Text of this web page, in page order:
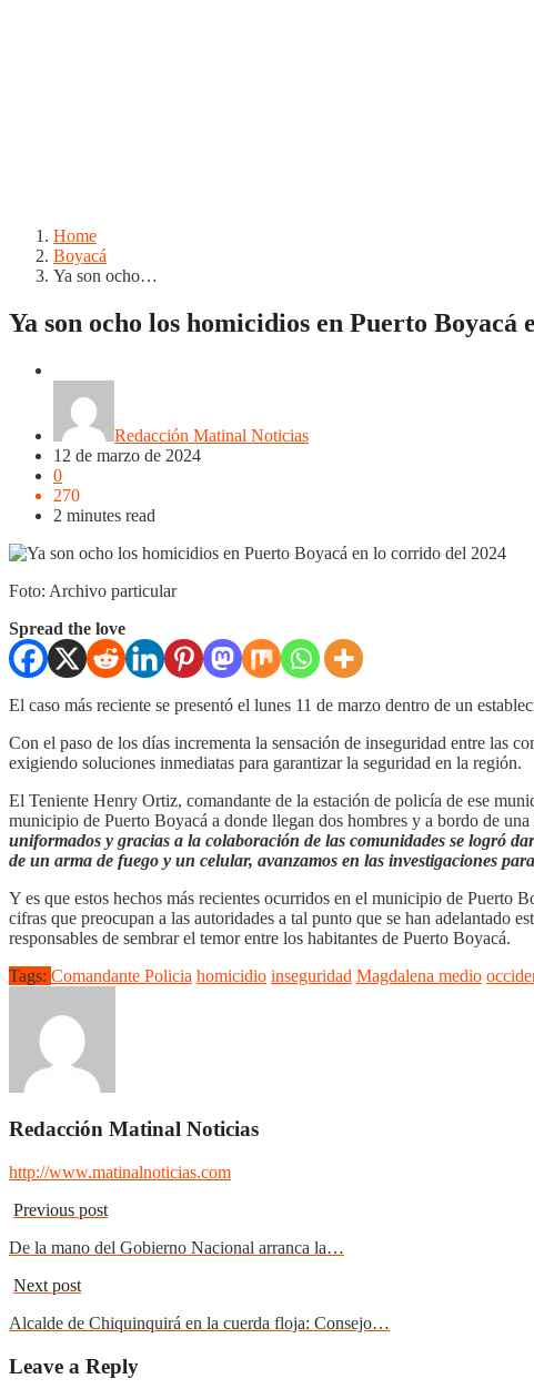
Home
Boyacá
Ya son ocho…
Ya son ocho los homicidios en Puerto Boyacá
Redacción Matinal Noticias
12 de marzo de 2024
0
270
2 minutes read
Foto: Archivo particular
Spread the love
El caso más reciente se presentó el lunes 11 de marzo dentro de un
Con el paso de los días incrementa la sensación de inseguridad entre las
exigiendo soluciones inmediatas para garantizar la seguridad en la región.
El Teniente Henry Ortiz, comandante de la estación de policía de ese
municipio de Puerto Boyacá a donde llegan dos hombres y a bordo de
uniformados y gracias a la colaboración de las comunidades se logró
de un arma de fuego y un celular, avanzamos en las investigaciones
Y es que estos hechos más recientes ocurridos en el municipio de Puerto
cifras que preocupan a las autoridades a tal punto que se han adelantado
responsables de sembrar el temor entre los habitantes de Puerto Boyacá.
Tags: Comandante Policia homicidio inseguridad Magdalena medio
Redacción Matinal Noticias
http://www.matinalnoticias.com
Previous post
De la mano del Gobierno Nacional arranca la…
Next post
Alcalde de Chiquinquirá en la cuerda floja: Consejo…
Leave a Reply